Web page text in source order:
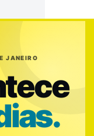
JANEIRO